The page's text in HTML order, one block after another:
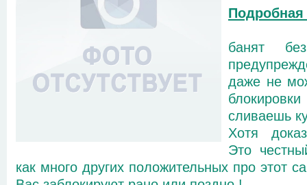
банят
даже не
сливаешь
Хотя
Это
как много других положительных про этот